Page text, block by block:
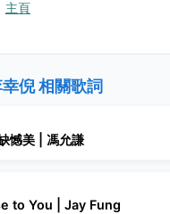
主頁
倪 相關歌詞
憾美 | 馮允謙
to You | Jay Fung